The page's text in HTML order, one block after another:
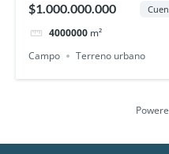
$1.000.000.000
4000000 m²
Campo
Terreno urbano